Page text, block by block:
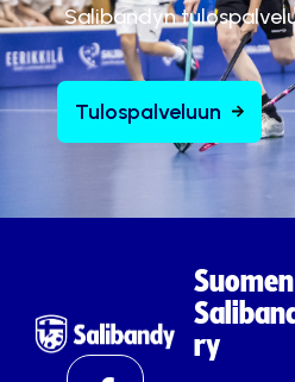
Salibandyn
Tulospalveluun
Suomen
ry